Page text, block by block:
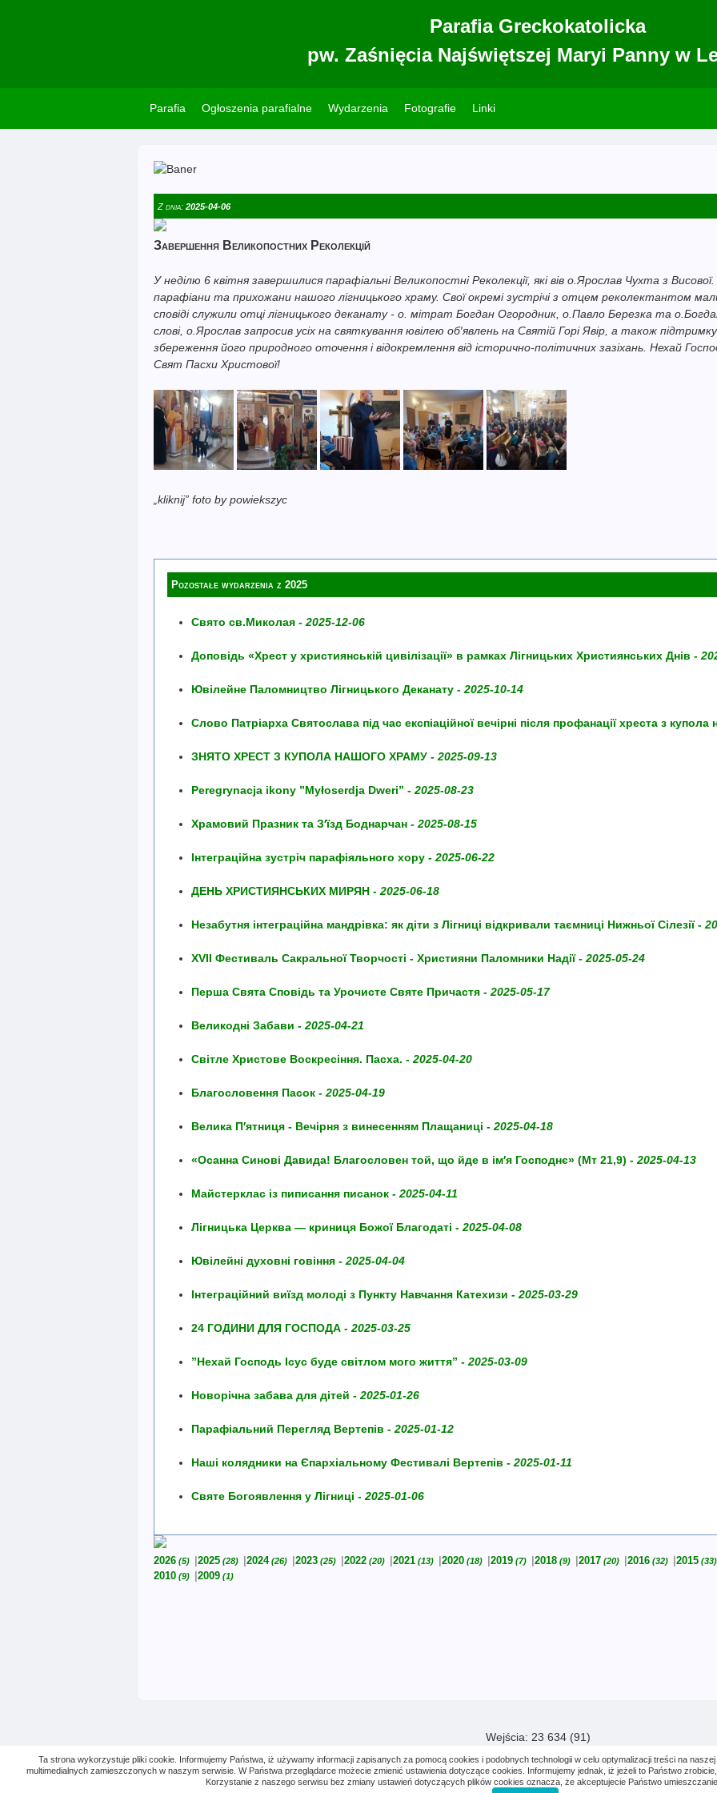
Parafia Greckokatolicka
pw. Zaśnięcia Najświętszej Maryi Panny w
Parafia Ogłoszenia parafialne Wydarzenia Fotografie Linki
Z dnia: 2025-04-06
Завершення Великопостних Реколекцій
У неділю 6 квітня завершилися парафіальні Великопостні Реколекції, які вів о.Ярослав Чухта з
парафіани та прихожани нашого лігницького храму. Свої окремі зустрічі з отцем реколектантом
сповіді служили отці лігницького деканату - о. мітрат Богдан Огородник, о.Павло Березка та
слові, о.Ярослав запросив усіх на святкування ювілею об′явлень на Святій Горі Явір, а також
збереження його природного оточення і відокремлення від історично-політичних зазіхань. Нехай
Свят Пасхи Христової!
„kliknij” foto by powiekszyc
Pozostałe wydarzenia z 2025
Свято св.Миколая - 2025-12-06
Доповідь «Хрест у християнській цивілізації» в рамках Лігницьких Християнських Днів -
Ювілейне Паломництво Лігницького Деканату - 2025-10-14
Слово Патріарха Святослава під час експіаційної вечірні після профанації хреста з
ЗНЯТО ХРЕСТ З КУПОЛА НАШОГО ХРАМУ - 2025-09-13
Peregrynacja ikony ”Myłoserdja Dweri” - 2025-08-23
Храмовий Празник та З′їзд Боднарчан - 2025-08-15
Інтеграційна зустріч парафіяльного хору - 2025-06-22
ДЕНЬ ХРИСТИЯНСЬКИХ МИРЯН - 2025-06-18
Незабутня інтеграційна мандрівка: як діти з Лігниці відкривали таємниці Нижньої Сілезії -
XVII Фестиваль Сакральної Творчості - Християни Паломники Надії - 2025-05-24
Перша Свята Сповідь та Урочисте Святе Причастя - 2025-05-17
Великодні Забави - 2025-04-21
Світле Христове Воскресіння. Пасха. - 2025-04-20
Благословення Пасок - 2025-04-19
Велика П′ятниця - Вечірня з винесенням Плащаниці - 2025-04-18
«Осанна Синові Давида! Благословен той, що йде в ім′я Господнє» (Мт 21,9) - 2025-04-13
Майстерклас із пиписання писанок - 2025-04-11
Лігницька Церква — криниця Божої Благодаті - 2025-04-08
Ювілейні духовні говіння - 2025-04-04
Інтеграційний виїзд молоді з Пункту Навчання Катехизи - 2025-03-29
24 ГОДИНИ ДЛЯ ГОСПОДА - 2025-03-25
”Нехай Господь Ісус буде світлом мого життя” - 2025-03-09
Новорічна забава для дітей - 2025-01-26
Парафіальний Перегляд Вертепів - 2025-01-12
Наші колядники на Єпархіальному Фестивалі Вертепів - 2025-01-11
Святе Богоявлення у Лігниці - 2025-01-06
2026 (5) 2025 (28) 2024(26) 2023 (25) 2022 (20) 2021 (13) 2020 (18) 2019 (7) 2018 (9) 2017 (20) 2016 (32) 2015 (33)
2010 (9) 2009 (1)
Wejścia: 23 634 (91)
Ta strona wykorzystuje pliki cookie. Informujemy Państwa, iż używamy informacji zapisanych za pomocą cookies i podobnych technologii w celu optymalizacji treści na
multimedialnych zamieszczonych w naszym serwisie. W Państwa przeglądarce możecie zmienić ustawienia dotyczące cookies. Informujemy jednak, iż jeżeli to Państwo
Korzystanie z naszego serwisu bez zmiany ustawień dotyczących plików cookies oznacza, że akceptujecie Państwo